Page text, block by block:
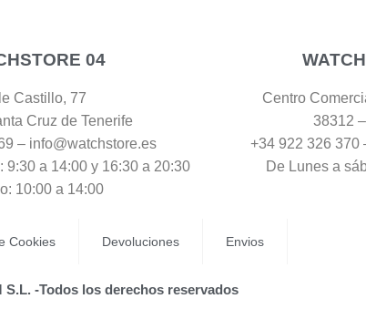
04
Castillo, 77
Cruz de Tenerife
– info@watchstore.es
9:30 a 14:00 y 16:30 a 20:30
10:00 a 14:00
Centro
38312
+34 922 326 370
De Lunes a
Cookies Devoluciones Envios
-Todos los derechos reservados